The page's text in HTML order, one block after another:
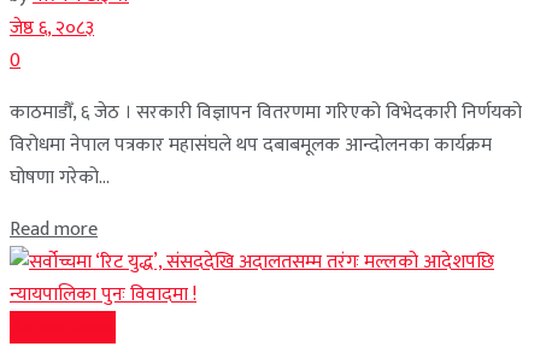
जेष्ठ ६, २०८३
0
काठमाडौँ, ६ जेठ । सरकारी विज्ञापन वितरणमा गरिएको विभेदकारी निर्णयको
विरोधमा नेपाल पत्रकार महासंघले थप दबाबमूलक आन्दोलनका कार्यक्रम
घोषणा गरेको...
Read more